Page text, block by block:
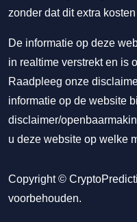
zonder dat dit extra
De informatie op deze
in realtime verstrekt en is
Raadpleeg onze
informatie op de website
disclaimer/
u deze website op welke
Copyright ©
voorbehouden.